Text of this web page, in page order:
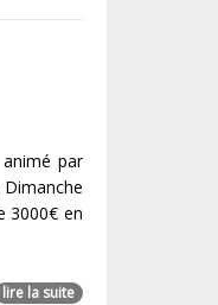
par
3000€ en
lire la suite